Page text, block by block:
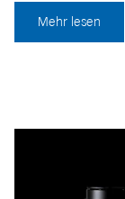
Mehr lesen